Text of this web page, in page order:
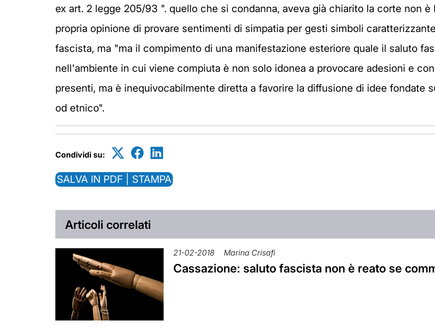
ex art. 2 legge 205/93 ". quello che si condanna, aveva già chiarito la corte non
propria opinione di provare sentimenti di simpatia per gesti simboli
fascista, ma "ma il compimento di una manifestazione esteriore quale il saluto
nell'ambiente in cui viene compiuta è non solo idonea a provocare adesioni e
presenti, ma è inequivocabilmente diretta a favorire la diffusione di idee fondate
od etnico".
Condividi su:
SALVA IN PDF | STAMPA
Articoli correlati
21-02-2018 Marina Crisafi
Cassazione: saluto fascista non è reato se